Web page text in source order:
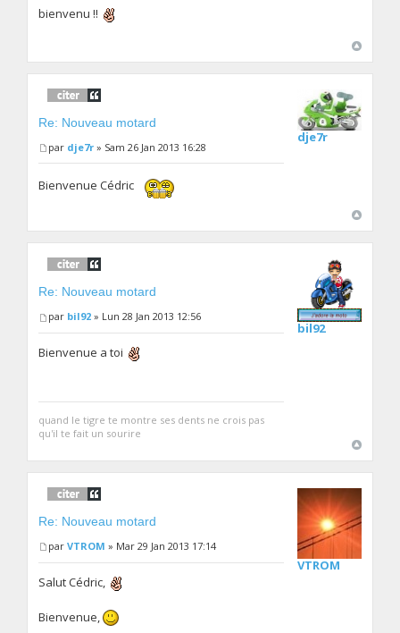
bienvenu !!
Re: Nouveau motard
par dje7r » Sam 26 Jan 2013 16:28
Bienvenue Cédric
dje7r
Re: Nouveau motard
par bil92 » Lun 28 Jan 2013 12:56
Bienvenue a toi
quand le tigre te montre ses dents ne crois pas
qu'il te fait un sourire
bil92
Re: Nouveau motard
parVTROM » Mar 29 Jan 2013 17:14
Salut Cédric,
Bienvenue,
VTROM